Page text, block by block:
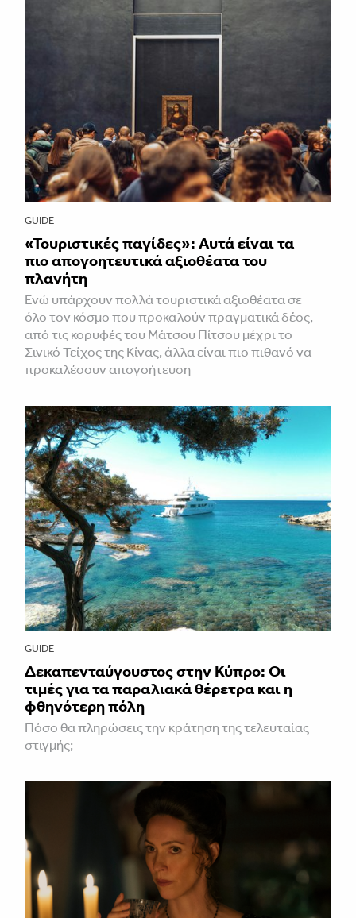
GUIDE
«Τουριστικές παγίδες»: Αυτά είναι τα
πιο απογοητευτικά αξιοθέατα του
πλανήτη
Ενώ υπάρχουν πολλά τουριστικά αξιοθέατα σε
όλο τον κόσμο που προκαλούν πραγματικά δέος,
από τις κορυφές του Μάτσου Πίτσου μέχρι το
Σινικό Τείχος της Κίνας, άλλα είναι πιο πιθανό να
προκαλέσουν απογοήτευση
GUIDE
Δεκαπενταύγουστος στην Κύπρο: Οι
τιμές για τα παραλιακά θέρετρα και η
φθηνότερη πόλη
Πόσο θα πληρώσεις την κράτηση της τελευταίας
στιγμής;